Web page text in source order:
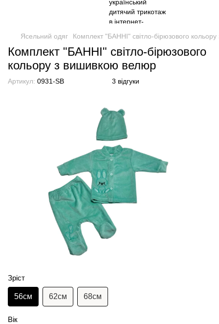
Ясельний одяг Комплект "БАННІ" світло-бірюзового
Комплект "БАННІ" світло-бірюзового
кольору з вишивкою велюр
Артикул: 0931-SB 3 відгуки
Зріст
56см 62см 68см
Вік